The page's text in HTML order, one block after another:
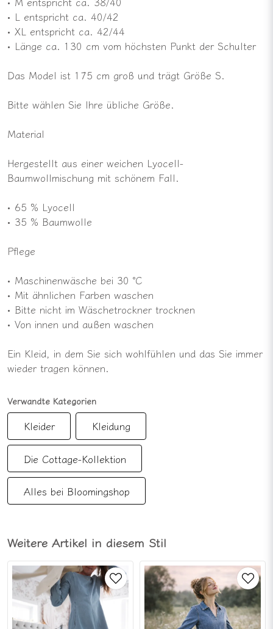
Weitere Artikel in diesem Stil
• L entspricht ca. 40/42
• XL entspricht ca. 42/44
• Länge ca. 130 cm vom höchsten Punkt der Schulter
Das Model ist 175 cm groß und trägt Größe S.
Bitte wählen Sie Ihre übliche Größe.
Material
Hergestellt aus einer weichen Lyocell-
Baumwollmischung mit schönem Fall.
• 65 % Lyocell
• 35 % Baumwolle
Pflege
• Maschinenwäsche bei 30 °C
• Mit ähnlichen Farben waschen
• Bitte nicht im Wäschetrockner trocknen
• Von innen und außen waschen
Ein Kleid, in dem Sie sich wohlfühlen und das Sie immer
wieder tragen können.
Verwandte Kategorien
Kleider Kleidung
Die Cottage-Kollektion
Alles bei Bloomingshop